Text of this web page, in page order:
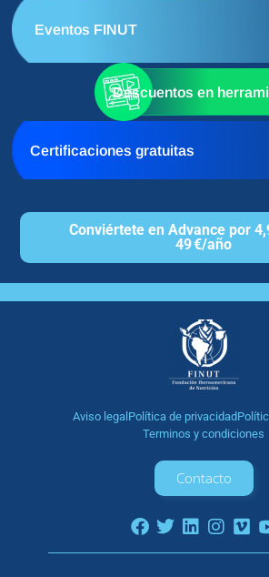
Eventos FINUT
Descuentos en
Certificaciones gratuitas
Conviértete en Advance por
49 €/año
Aviso legal Política de privacidad
Terminos y condiciones
Contacto